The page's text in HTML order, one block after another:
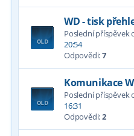
WD - tisk
Poslední příspěvek
20:54
Odpovědi:7
Komunikace
Poslední příspěvek
16:31
Odpovědi:2